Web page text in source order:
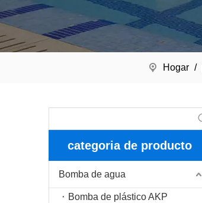
Hogar /
categoria de producto
Bomba de agua
Bomba de plástico AKP